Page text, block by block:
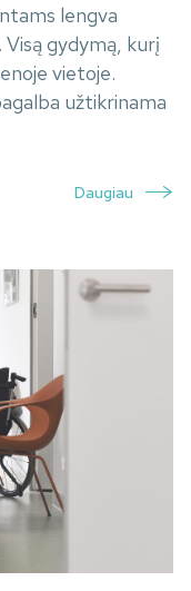
lengva
gydymą, kurį
vietoje.
užtikrinama
Daugiau